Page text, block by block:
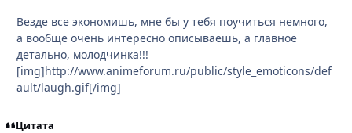
Везде все экономишь, мне бы у тебя поучиться немного,
а вообще очень интересно описываешь, а главное
детально, молодчинка!!!
[img]http://www.animeforum.ru/public/style_emoticons/def
ault/laugh.gif[/img]
Цитата